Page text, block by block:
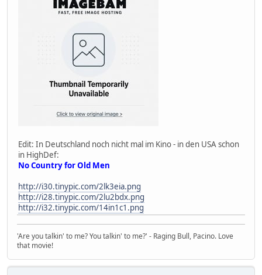
Edit: In Deutschland noch nicht mal im Kino - in den USA schon
in HighDef:
No Country for Old Men
http://i30.tinypic.com/2lk3eia.png
http://i28.tinypic.com/2lu2bdx.png
http://i32.tinypic.com/14in1c1.png
'Are you talkin' to me? You talkin' to me?' - Raging Bull, Pacino. Love
that movie!